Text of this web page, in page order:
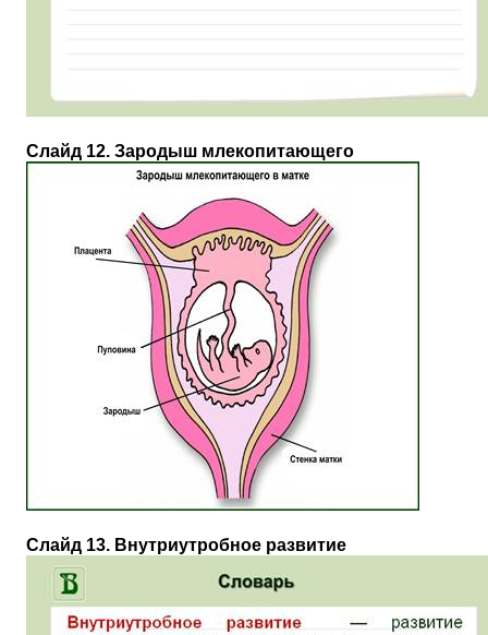
Слайд 12. Зародыш млекопитающего
Слайд 13. Внутриутробное развитие